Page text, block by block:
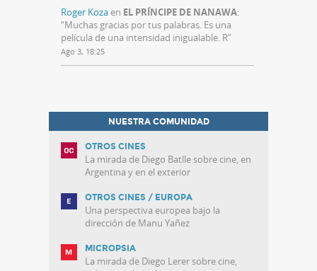
Roger Kozaen EL PRÍNCIPE DE NANAWA:
“Muchas gracias por tus palabras. Es una
película de una intensidad inigualable. R”
Ago 3, 18:25
NUESTRA COMUNIDAD
OTROS CINES
La mirada de Diego Batlle sobre cine, en
Argentina y en el exterior
OTROS CINES / EUROPA
Una perspectiva europea bajo la
dirección de Manu Yañez
MICROPSIA
La mirada de Diego Lerer sobre cine,